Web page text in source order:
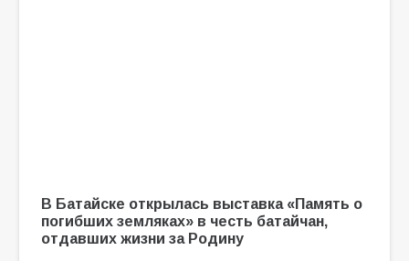
В Батайске открылась выставка «Память о
погибших земляках» в честь батайчан,
отдавших жизни за Родину